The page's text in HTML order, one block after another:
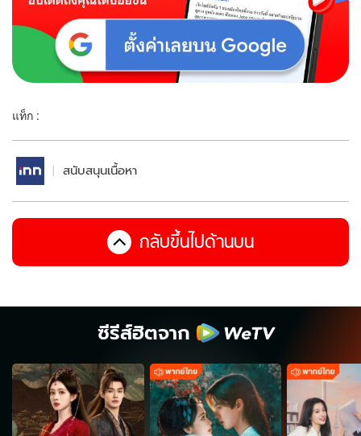
แท็ก :
สนับสนุนเนื้อหา
กลับขึ้นไปด้านบน
ซีรีส์ฮิตจาก